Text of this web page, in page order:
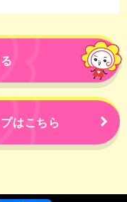
はこちら